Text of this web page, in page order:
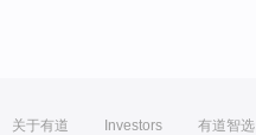
关于有道 Investors 有道智选